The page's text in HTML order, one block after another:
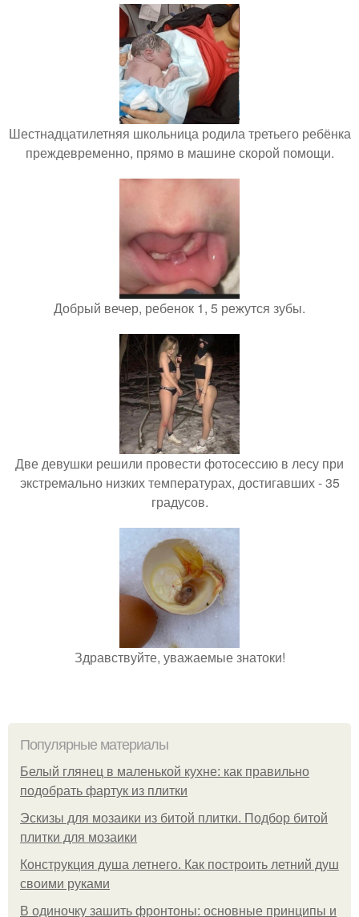
Шестнадцатилетняя школьница родила третьего ребёнка
преждевременно, прямо в машине скорой помощи.
Добрый вечер, ребенок 1, 5 режутся зубы.
Две девушки решили провести фотосессию в лесу при
экстремально низких температурах, достигавших - 35
градусов.
Здравствуйте, уважаемые знатоки!
Популярные материалы
Белый глянец в маленькой кухне: как правильно
подобрать фартук из плитки
Эскизы для мозаики из битой плитки. Подбор битой
плитки для мозаики
Конструкция душа летнего. Как построить летний душ
своими руками
В одиночку зашить фронтоны: основные принципы и